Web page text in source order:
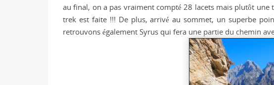
au final, on a pas vraiment compté 28 lacets mais plutôt
trek est faite !!! De plus, arrivé au sommet, un superbe
retrouvons également Syrus qui fera une partie du chemin